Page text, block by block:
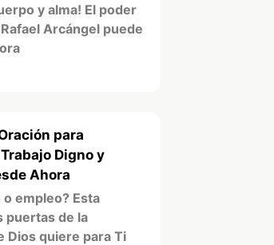
y alma! El poder
Arcángel puede
para
Digno y
Ahora
empleo? Esta
puertas de la
Dios quiere para Ti